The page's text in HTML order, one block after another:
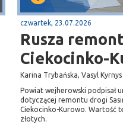
czwartek, 23.07.2026
Rusza
Ciekocinko-
Karina Trybańska, Vasyl Kyrnys
Powiat wejherowski podpisał
dotyczącej remontu drogi
Ciekocinko-Kurowo. Wartość
złotych.